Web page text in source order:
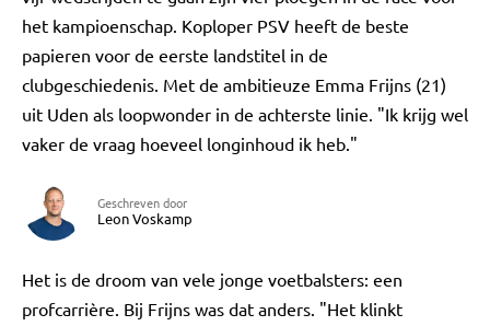
het kampioenschap. Koploper PSV heeft de beste
papieren voor de eerste landstitel in de
clubgeschiedenis. Met de ambitieuze Emma Frijns (21)
uit Uden als loopwonder in de achterste linie. "Ik krijg wel
vaker de vraag hoeveel longinhoud ik heb."
Geschreven door
Leon Voskamp
Het is de droom van vele jonge voetbalsters: een
profcarrière. Bij Frijns was dat anders. "Het klinkt